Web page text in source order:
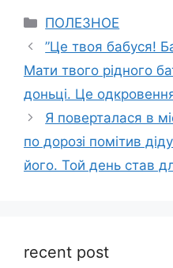
Categories
ПОЛЕЗНОЕ
”Це твоя бабуся!
Мати твого рідного
доньці. Це
Я поверталася в
по дорозі помітив
його. Той день став
recent post